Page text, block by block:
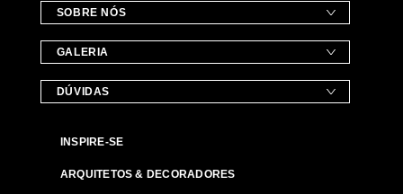
SOBRE NÓS
GALERIA
DÚVIDAS
INSPIRE-SE
ARQUITETOS & DECORADORES